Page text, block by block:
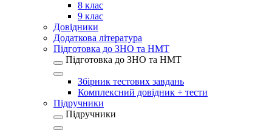
8 клас
9 клас
Довідники
Додаткова література
Підготовка до ЗНО та НМТ
Підготовка до ЗНО та НМТ
Збірник тестових завдань
Комплексний довідник + тести
Підручники
Підручники